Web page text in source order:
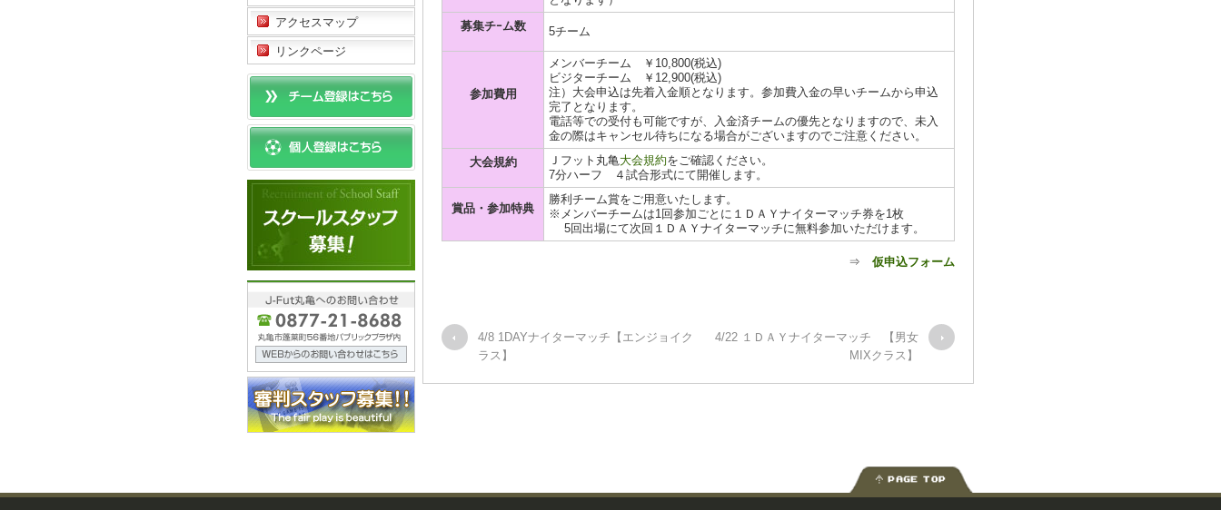
募集チｰム数
5チーム
参加費用
メンバーチーム ￥10,800(税込)
ビジターチーム ￥12,900(税込)
注）大会申込は先着入金順となります。参加費入金の早いチームから申込
完了となります。
電話等での受付も可能ですが、入金済チームの優先となりますので、未入
金の際はキャンセル待ちになる場合がございますのでご注意ください。
大会規約
Ｊフット丸亀 大会規約をご確認ください。
7分ハーフ ４試合形式にて開催します。
賞品・参加特典
勝利チーム賞をご用意いたします。
※メンバーチームは1回参加ごとに１ＤＡＹナイターマッチ券を1枚
5回出場にて次回１ＤＡＹナイターマッチに無料参加いただけます。
⇒ 仮申込フォーム
4/8 1DAYナイターマッチ【エンジョイク
ラス】
4/22 １ＤＡＹナイターマッチ 【男女
MIXクラス】
アクセスマップ
リンクページ